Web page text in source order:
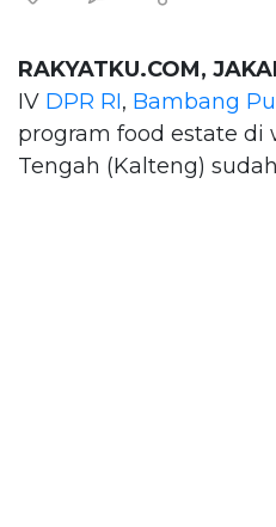
RAKYATKU.COM,
IV DPR RI, Bambang
program food estate di
Tengah (Kalteng)